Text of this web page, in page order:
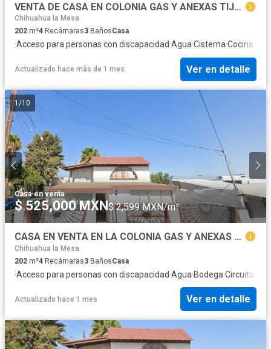
VENTA DE CASA EN COLONIA GAS Y ANEXAS TIJUANA
Chihuahua la Mesa
202 m²4 Recámaras3 BañosCasa
·Acceso para personas con discapacidad·Agua·Cisterna·Cocina
Actualizado hace más de 1 mes Ver en detalle
1/10
Casa·en venta
$ 525,000 MXN$ 2,599 MXN/m²
CASA EN VENTA EN LA COLONIA GAS Y ANEXAS EN TIJUANA EN BAJA CALIFORNIA
Chihuahua la Mesa
202 m²4 Recámaras3 BañosCasa
·Acceso para personas con discapacidad·Agua·Bodega·Circuito
Actualizado hace 1 mes Ver en detalle